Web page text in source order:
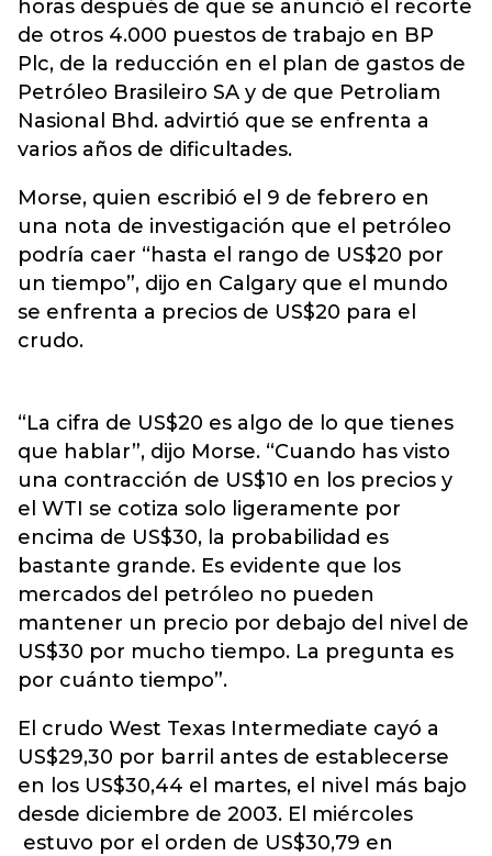
horas después de que se anunció el recorte
de otros 4.000 puestos de trabajo en BP
Plc, de la reducción en el plan de gastos de
Petróleo Brasileiro SA y de que Petroliam
Nasional Bhd. advirtió que se enfrenta a
varios años de dificultades.
Morse, quien escribió el 9 de febrero en
una nota de investigación que el petróleo
podría caer “hasta el rango de US$20 por
un tiempo”, dijo en Calgary que el mundo
se enfrenta a precios de US$20 para el
crudo.
“La cifra de US$20 es algo de lo que tienes
que hablar”, dijo Morse. “Cuando has visto
una contracción de US$10 en los precios y
el WTI se cotiza solo ligeramente por
encima de US$30, la probabilidad es
bastante grande. Es evidente que los
mercados del petróleo no pueden
mantener un precio por debajo del nivel de
US$30 por mucho tiempo. La pregunta es
por cuánto tiempo”.
El crudo West Texas Intermediate cayó a
US$29,30 por barril antes de establecerse
en los US$30,44 el martes, el nivel más bajo
desde diciembre de 2003. El miércoles
estuvo por el orden de US$30,79 en